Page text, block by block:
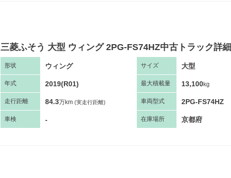
三菱ふそう 大型 ウィング 2PG-FS74HZ中古トラック詳細
形状 ウィング サイズ 大型
年式 2019(R01) 最大積載量 13,100kg
走行距離 84.3万km (実走行距離) 車両型式 2PG-FS74HZ
車検 - 在庫場所 京都府